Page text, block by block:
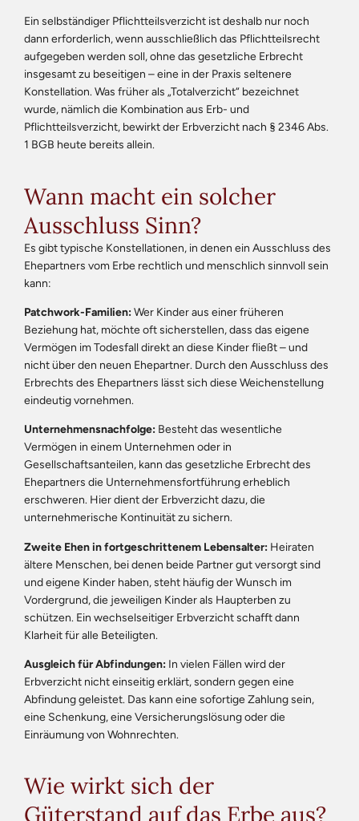
Ein selbständiger Pflichtteilsverzicht ist deshalb nur noch
dann erforderlich, wenn ausschließlich das Pflichtteilsrecht
aufgegeben werden soll, ohne das gesetzliche Erbrecht
insgesamt zu beseitigen – eine in der Praxis seltenere
Konstellation. Was früher als „Totalverzicht“ bezeichnet
wurde, nämlich die Kombination aus Erb- und
Pflichtteilsverzicht, bewirkt der Erbverzicht nach § 2346 Abs.
1 BGB heute bereits allein.
Wann macht ein solcher
Ausschluss Sinn?
Es gibt typische Konstellationen, in denen ein Ausschluss des
Ehepartners vom Erbe rechtlich und menschlich sinnvoll sein
kann:
Patchwork-Familien:Wer Kinder aus einer früheren
Beziehung hat, möchte oft sicherstellen, dass das eigene
Vermögen im Todesfall direkt an diese Kinder fließt – und
nicht über den neuen Ehepartner. Durch den Ausschluss des
Erbrechts des Ehepartners lässt sich diese Weichenstellung
eindeutig vornehmen.
Unternehmensnachfolge: Besteht das wesentliche
Vermögen in einem Unternehmen oder in
Gesellschaftsanteilen, kann das gesetzliche Erbrecht des
Ehepartners die Unternehmensfortführung erheblich
erschweren. Hier dient der Erbverzicht dazu, die
unternehmerische Kontinuität zu sichern.
Zweite Ehen in fortgeschrittenem Lebensalter: Heiraten
ältere Menschen, bei denen beide Partner gut versorgt sind
und eigene Kinder haben, steht häufig der Wunsch im
Vordergrund, die jeweiligen Kinder als Haupterben zu
schützen. Ein wechselseitiger Erbverzicht schafft dann
Klarheit für alle Beteiligten.
Ausgleich für Abfindungen: In vielen Fällen wird der
Erbverzicht nicht einseitig erklärt, sondern gegen eine
Abfindung geleistet. Das kann eine sofortige Zahlung sein,
eine Schenkung, eine Versicherungslösung oder die
Einräumung von Wohnrechten.
Wie wirkt sich der
Güterstand auf das Erbe aus?